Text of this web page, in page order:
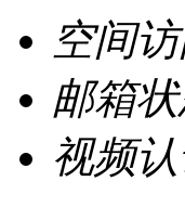
空间
邮箱
视频